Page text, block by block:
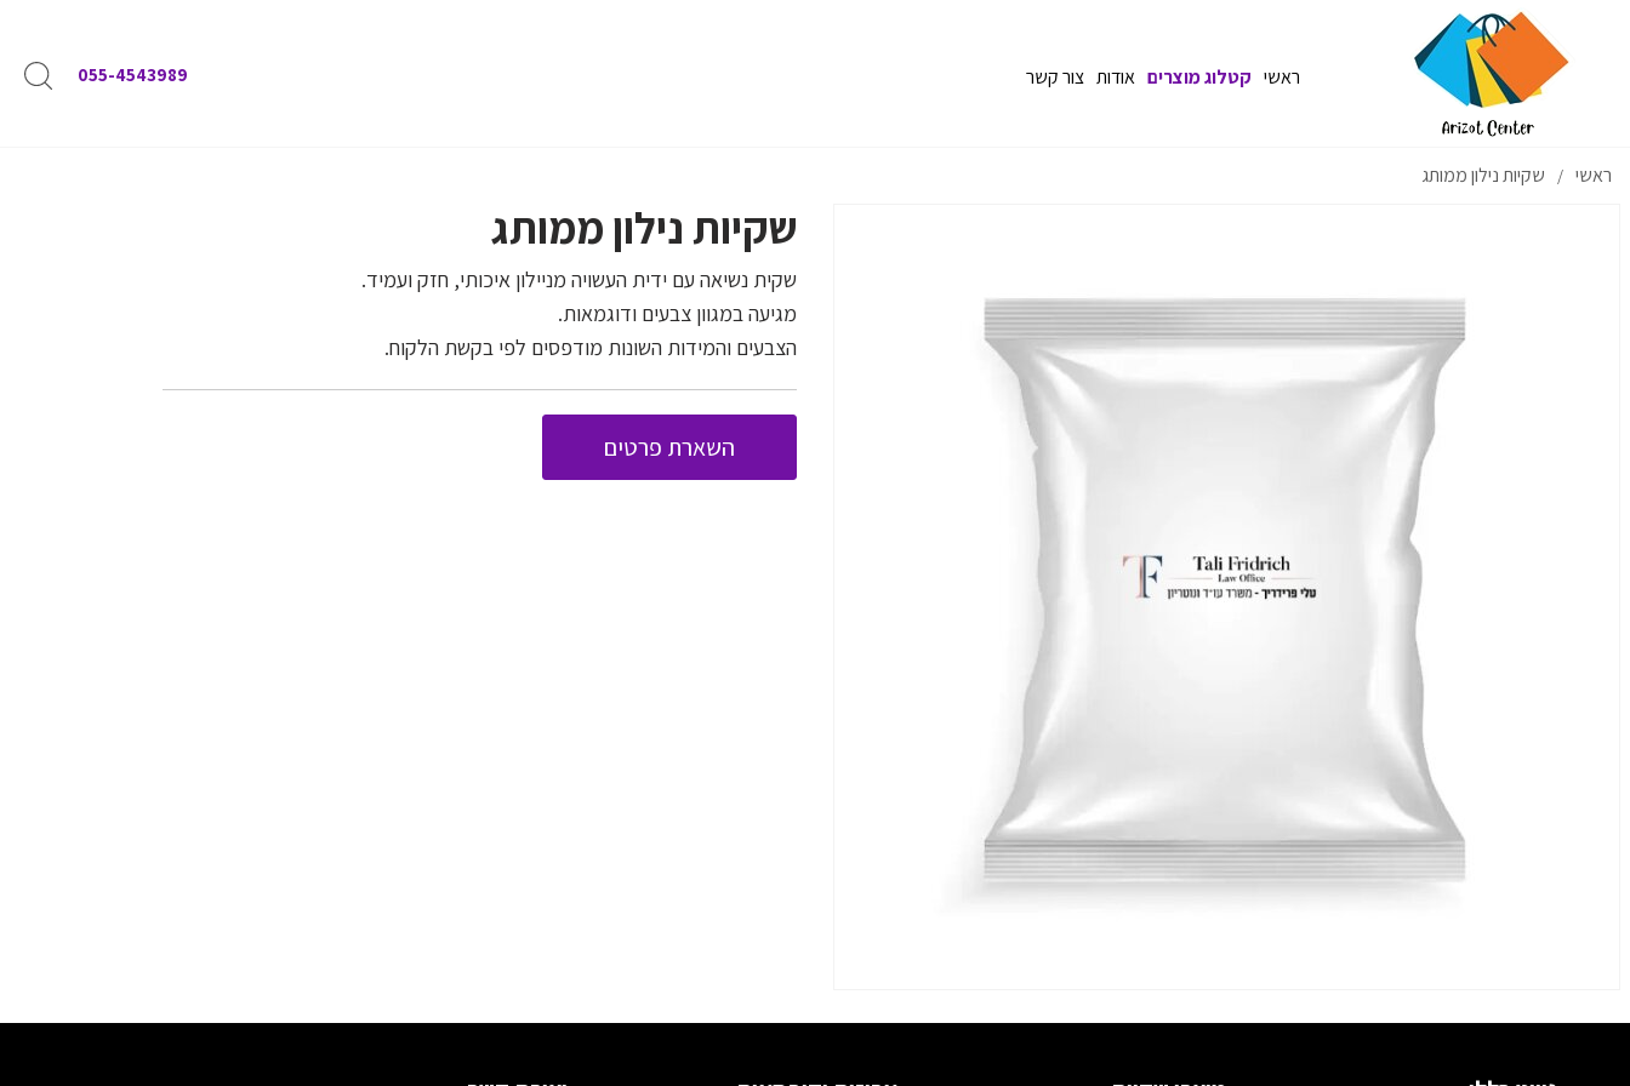
ראשי קטלוג מוצרים אודות צור קשר 055-4543989
ראשי / שקיות נילון ממותג
שקיות נילון ממותג
שקית נשיאה עם ידית העשויה מניילון איכותי, חזק ועמיד.
מגיעה במגוון צבעים ודוגמאות.
הצבעים והמידות השונות מודפסים לפי בקשת הלקוח.
השארת פרטים